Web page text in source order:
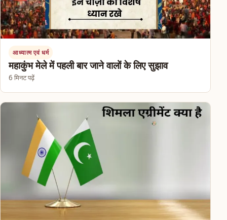
आध्यात्म एवं धर्म
महाकुंभ मेले में पहली बार जाने वालों के लिए सुझाव
6 मिनट पढ़ें